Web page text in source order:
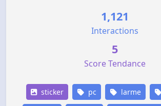
1,121
Interactions
5
Score Tendance
sticker pc larme